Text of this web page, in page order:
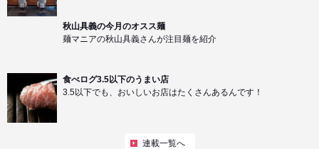
秋山具義の今月のオスス麺
麺マニアの秋山具義さんが注目麺を紹介
食べログ3.5以下のうまい店
3.5以下でも、おいしいお店はたくさんあるんです！
連載一覧へ